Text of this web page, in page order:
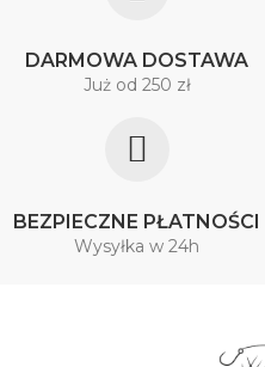
DARMOWA DOSTAWA
Już od 250 zł
BEZPIECZNE PŁATNOŚCI
Wysyłka w 24h